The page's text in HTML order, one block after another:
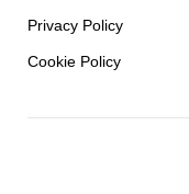
Privacy Policy
Cookie Policy